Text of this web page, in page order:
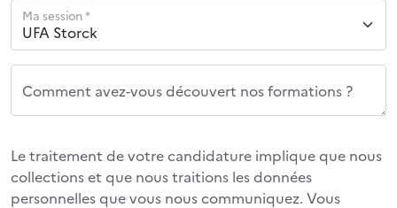
Ma session *
Comment avez-vous découvert nos formations ?
Le traitement de votre candidature implique que nous
collections et que nous traitions les données
personnelles que vous nous communiquez. Vous